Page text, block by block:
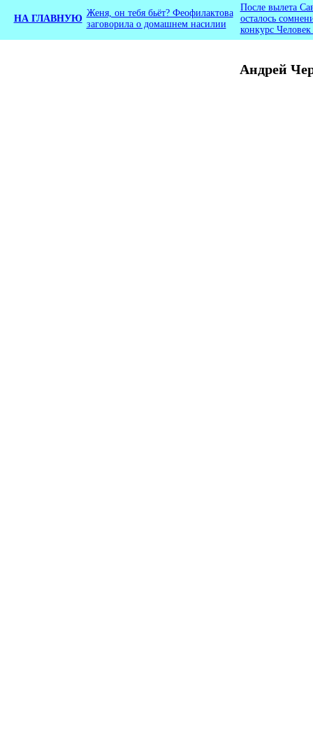
Андрей
НА ГЛАВНУЮ
Женя, он тебя бьёт? Феофилактова
заговорила о домашнем насилии
После вылета
осталось
конкурс Человек